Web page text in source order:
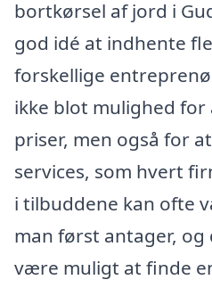
bortkørsel af jord i
god idé at indhente
forskellige
ikke blot mulighed for
priser, men også for
services, som hvert
i tilbuddene kan ofte
man først antager,
være muligt at finde